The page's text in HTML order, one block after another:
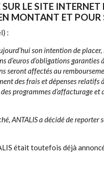
LE SITE INTERNET
MONTANT ET POUR
:
son intention de
d’obligations garanties
seront affectés au
des frais et dépenses relatifs
programmes d’affacturage et
ANTALIS a décidé de reporter
était toutefois déjà